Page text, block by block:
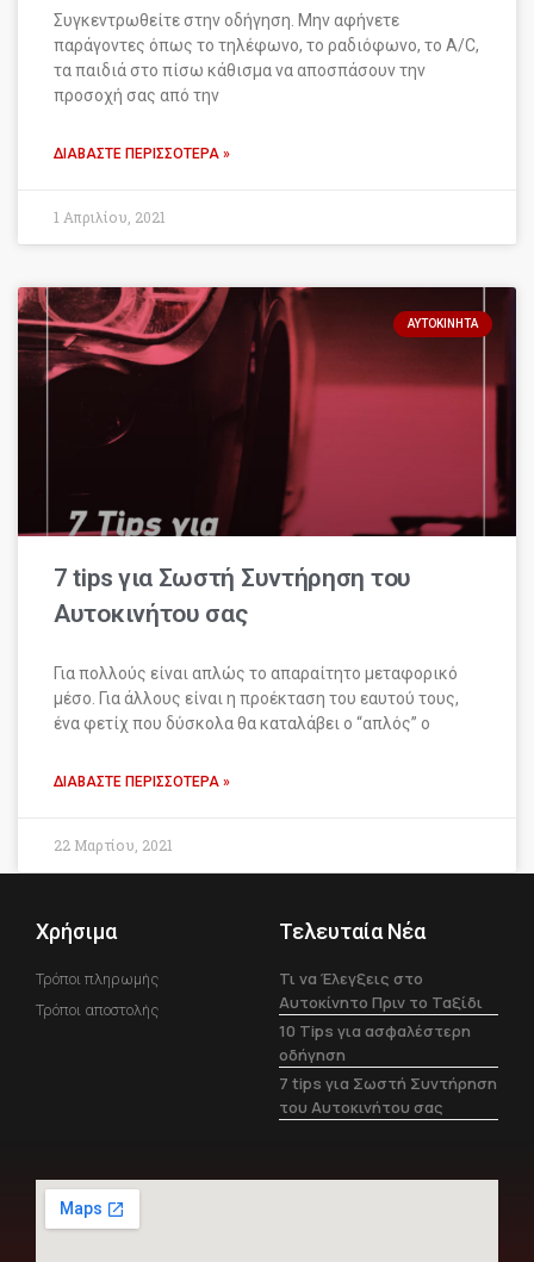
Συγκεντρωθείτε στην οδήγηση. Μην αφήνετε
παράγοντες όπως το τηλέφωνο, το ραδιόφωνο, το A/C,
τα παιδιά στο πίσω κάθισμα να αποσπάσουν την
προσοχή σας από την
ΔΙΑΒΆΣΤΕ ΠΕΡΙΣΣΌΤΕΡΑ »
1 Απριλίου, 2021
ΑΥΤΟΚΊΝΗΤΑ
7 tips για Σωστή Συντήρηση του
Αυτοκινήτου σας
Για πολλούς είναι απλώς το απαραίτητο μεταφορικό
μέσο. Για άλλους είναι η προέκταση του εαυτού τους,
ένα φετίχ που δύσκολα θα καταλάβει ο “απλός” ο
ΔΙΑΒΆΣΤΕ ΠΕΡΙΣΣΌΤΕΡΑ »
22 Μαρτίου, 2021
Χρήσιμα
Τρόποι πληρωμής
Τρόποι αποστολής
Τελευταία Νέα
Τι να Έλεγξεις στο
Αυτοκίνητο Πριν το Ταξίδι
10 Tips για ασφαλέστερη
οδήγηση
7 tips για Σωστή Συντήρηση
του Αυτοκινήτου σας